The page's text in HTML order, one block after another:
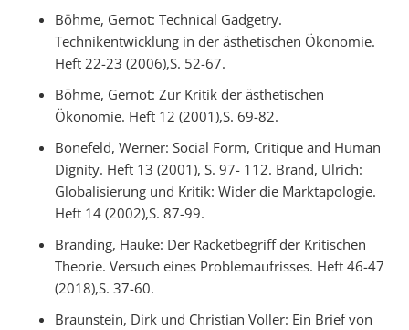
Böhme, Gernot: Technical Gadgetry.
Technikentwicklung in der ästhetischen Ökonomie.
Heft 22-23 (2006),S. 52-67.
Böhme, Gernot: Zur Kritik der ästhetischen
Ökonomie. Heft 12 (2001),S. 69-82.
Bonefeld, Werner: Social Form, Critique and Human
Dignity. Heft 13 (2001), S. 97- 112. Brand, Ulrich:
Globalisierung und Kritik: Wider die Marktapologie.
Heft 14 (2002),S. 87-99.
Branding, Hauke: Der Racketbegriff der Kritischen
Theorie. Versuch eines Problemaufrisses. Heft 46-47
(2018),S. 37-60.
Braunstein, Dirk und Christian Voller: Ein Brief von